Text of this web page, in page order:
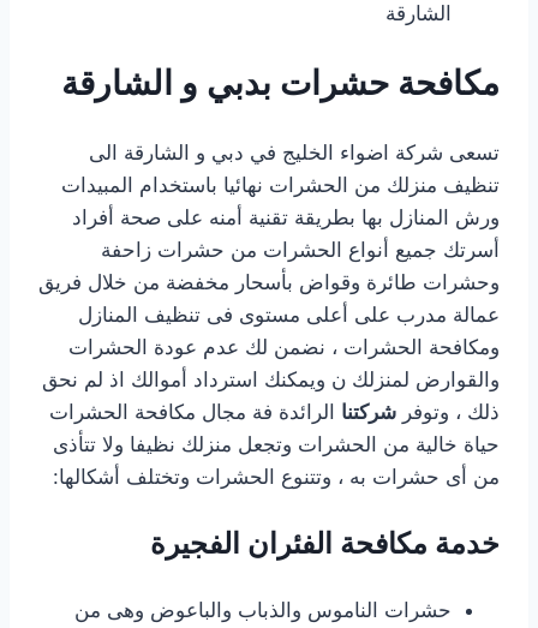
الشارقة
مكافحة حشرات بدبي و الشارقة
تسعى شركة اضواء الخليج في دبي و الشارقة الى
تنظيف منزلك من الحشرات نهائيا باستخدام المبيدات
ورش المنازل بها بطريقة تقنية أمنه على صحة أفراد
أسرتك جميع أنواع الحشرات من حشرات زاحفة
وحشرات طائرة وقواض بأسحار مخفضة من خلال فريق
عمالة مدرب على أعلى مستوى فى تنظيف المنازل
ومكافحة الحشرات ، نضمن لك عدم عودة الحشرات
والقوارض لمنزلك ن ويمكنك استرداد أموالك اذ لم نحق
ذلك ، وتوفر شركتنا الرائدة فة مجال مكافحة الحشرات
حياة خالية من الحشرات وتجعل منزلك نظيفا ولا تتأذى
من أى حشرات به ، وتتنوع الحشرات وتختلف أشكالها:
خدمة مكافحة الفئران الفجيرة
حشرات الناموس والذباب والباعوض وهى من